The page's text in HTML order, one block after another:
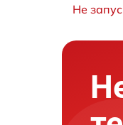
Не